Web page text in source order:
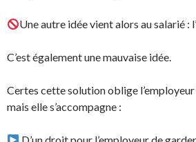
Une autre idée vient alors au salarié :
C’est également une mauvaise idée.
Certes cette solution oblige
mais elle s’accompagne :